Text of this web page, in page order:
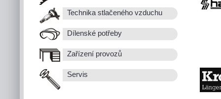
Technika stlačeného vzduchu
Dílenské potřeby
Zařízení provozů
Servis